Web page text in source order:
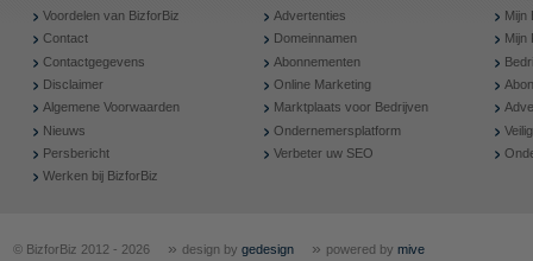
Voordelen van BizforBiz
Contact
Contactgegevens
Disclaimer
Algemene Voorwaarden
Nieuws
Persbericht
Werken bij BizforBiz
Advertenties
Domeinnamen
Abonnementen
Online Marketing
Marktplaats voor Bedrijven
Ondernemersplatform
Verbeter uw SEO
Mijn
Mijn
© BizforBiz 2012 - 2026 » design by gedesign » powered by mive